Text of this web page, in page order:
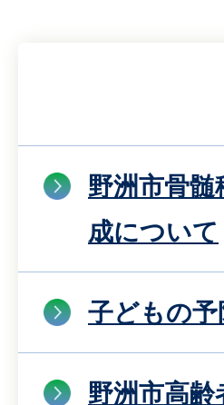
野洲市骨髄
成について
子どもの予
野洲市高齢